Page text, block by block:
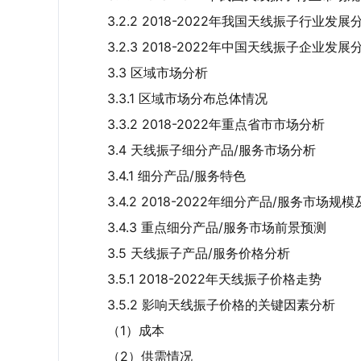
3.2.2 2018-2022年我国天线振子行业发展
3.2.3 2018-2022年中国天线振子企业发展
3.3 区域市场分析
3.3.1 区域市场分布总体情况
3.3.2 2018-2022年重点省市市场分析
3.4 天线振子细分产品/服务市场分析
3.4.1 细分产品/服务特色
3.4.2 2018-2022年细分产品/服务市场规模
3.4.3 重点细分产品/服务市场前景预测
3.5 天线振子产品/服务价格分析
3.5.1 2018-2022年天线振子价格走势
3.5.2 影响天线振子价格的关键因素分析
（1）成本
（2）供需情况